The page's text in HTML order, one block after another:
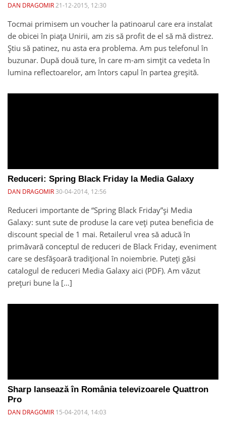
DAN DRAGOMIR21-12-2015, 12:30
Tocmai primisem un voucher la patinoarul care era instalat
de obicei în piața Unirii, am zis să profit de el să mă distrez.
Știu să patinez, nu asta era problema. Am pus telefonul în
buzunar. După două ture, în care m-am simțit ca vedeta în
lumina reflectoarelor, am întors capul în partea greșită.
Reduceri: Spring Black Friday la Media Galaxy
DAN DRAGOMIR30-04-2014, 12:56
Reduceri importante de “Spring Black Friday”și Media
Galaxy: sunt sute de produse la care veți putea beneficia de
discount special de 1 mai. Retailerul vrea să aducă în
primăvară conceptul de reduceri de Black Friday, eveniment
care se desfășoară tradițional în noiembrie. Puteți găsi
catalogul de reduceri Media Galaxy aici (PDF). Am văzut
prețuri bune la […]
Sharp lansează în România televizoarele Quattron
Pro
DAN DRAGOMIR 15-04-2014, 14:03